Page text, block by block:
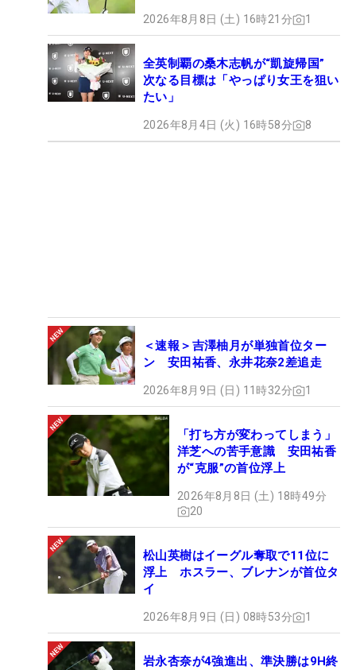
2026年8月8日 (土) 16時21分 1
全英制覇の桑木志帆が“凱旋帰国”
次なる目標は「やっぱり女王を狙い
たい」
2026年8月4日 (火) 16時58分 8
＜速報＞吉澤柚月が単独首位ター
ン 安田祐香、永井花奈2差追走
2026年8月9日 (日) 11時32分 1
「打ち方が変わってしまう」
洋芝への苦手意識 安田祐香
が“克服”の首位浮上
2026年8月8日 (土) 18時49分
20
松山英樹はイーグル奪取で11位に
浮上 ホスラー、ブレナンが首位タ
イ
2026年8月9日 (日) 08時53分 1
岩永杏奈が4強進出、準決勝は9H終